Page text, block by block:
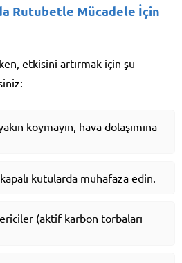
Rutubetle Mücadele İçin
etkisini artırmak için şu
koymayın, hava dolaşımına
kapalı kutularda muhafaza edin.
(aktif karbon torbaları